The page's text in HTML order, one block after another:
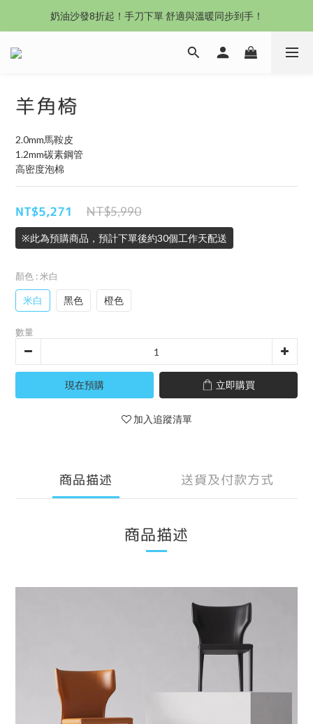
沙發新登場｜想躺就躺，頭等艙到商務艙一次擁有
奶油沙發8折起！手刀下單 舒適與溫暖同步到手！
Outlet專區：期間限定，驚喜下殺中！
羊角椅
2.0mm馬鞍皮
1.2mm碳素鋼管
高密度泡棉
NT$5,990
NT$5,271
※此為預購商品，預計下單後約30個工作天配送
顏色 : 米白
米白 黑色 橙色
數量
現在預購 立即購買
加入追蹤清單
商品描述 送貨及付款方式
商品描述